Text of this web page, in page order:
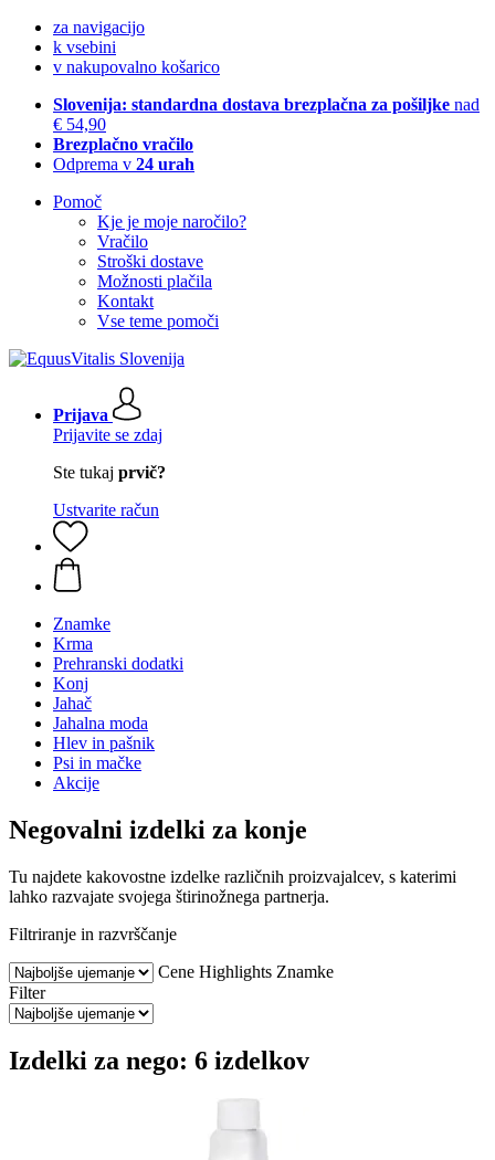
za navigacijo
k vsebini
v nakupovalno košarico
Slovenija: standardna dostava brezplačna za pošiljke nad
€ 54,90
Brezplačno vračilo
Odprema v 24 urah
Pomoč
Kje je moje naročilo?
Vračilo
Stroški dostave
Možnosti plačila
Kontakt
Vse teme pomoči
Prijava
Prijavite se zdaj
Ste tukaj prvič?
Ustvarite račun
Znamke
Krma
Prehranski dodatki
Konj
Jahač
Jahalna moda
Hlev in pašnik
Psi in mačke
Akcije
Negovalni izdelki za konje
Tu najdete kakovostne izdelke različnih proizvajalcev, s katerimi
lahko razvajate svojega štirinožnega partnerja.
Filtriranje in razvrščanje
Cene Highlights Znamke
Filter
Izdelki za nego: 6 izdelkov